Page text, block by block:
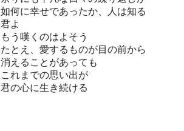
如何に幸せであったか、人は知る
君よ
もう嘆くのはよそう
たとえ、愛するものが目の前から
消えることがあっても
これまでの思い出が
君の心に生き続ける